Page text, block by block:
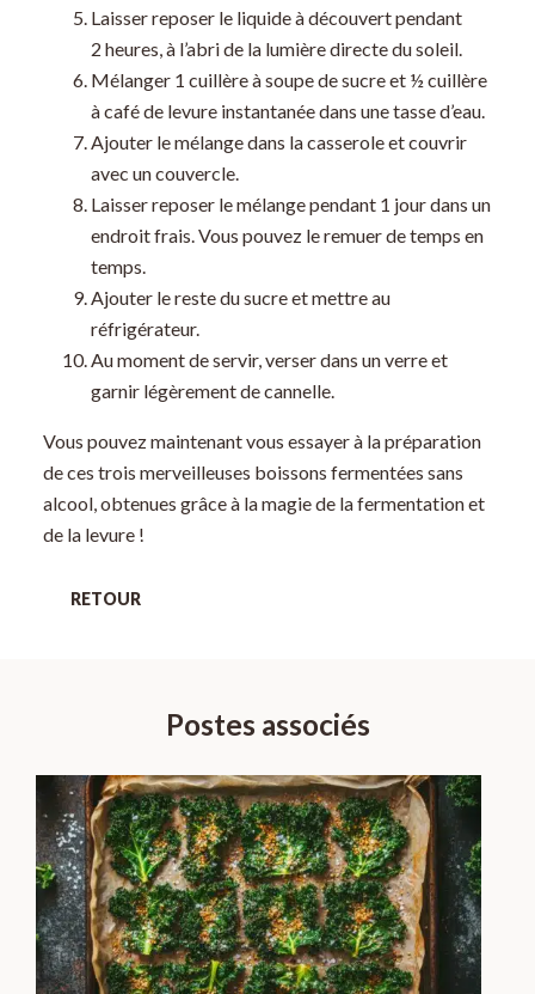
Laisser reposer le liquide à découvert pendant
2 heures, à l’abri de la lumière directe du soleil.
Mélanger 1 cuillère à soupe de sucre et ½ cuillère
à café de levure instantanée dans une tasse d’eau.
Ajouter le mélange dans la casserole et couvrir
avec un couvercle.
Laisser reposer le mélange pendant 1 jour dans un
endroit frais. Vous pouvez le remuer de temps en
temps.
Ajouter le reste du sucre et mettre au
réfrigérateur.
Au moment de servir, verser dans un verre et
garnir légèrement de cannelle.
Vous pouvez maintenant vous essayer à la préparation
de ces trois merveilleuses boissons fermentées sans
alcool, obtenues grâce à la magie de la fermentation et
de la levure !
RETOUR
Postes associés